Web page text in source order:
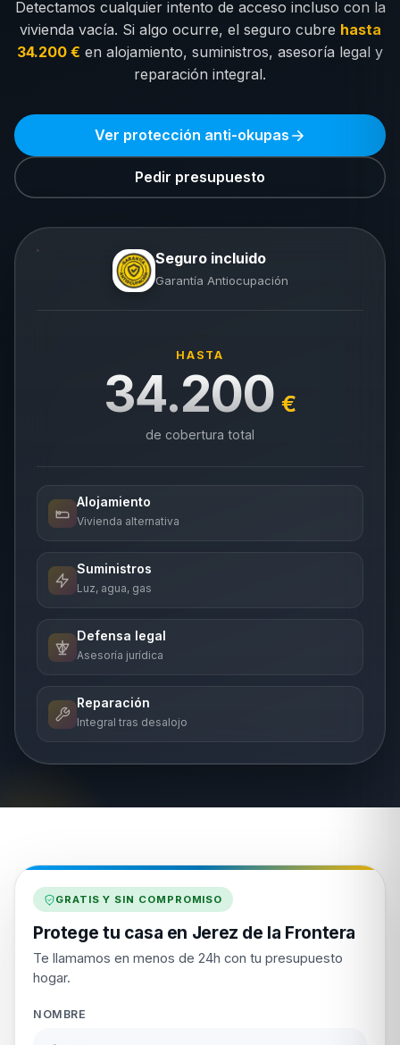
Detectamos cualquier intento de acceso incluso con la
vivienda vacía. Si algo ocurre, el seguro cubre hasta
34.200 € en alojamiento, suministros, asesoría legal y
reparación integral.
Ver protección anti-okupas
Pedir presupuesto
Seguro incluido
Garantía Antiocupación
HASTA
34.200 €
de cobertura total
Alojamiento
Vivienda alternativa
Suministros
Luz, agua, gas
Defensa legal
Asesoría jurídica
Reparación
Integral tras desalojo
GRATIS Y SIN COMPROMISO
Protege tu casa en Jerez de la Frontera
Te llamamos en menos de 24h con tu presupuesto
hogar.
NOMBRE